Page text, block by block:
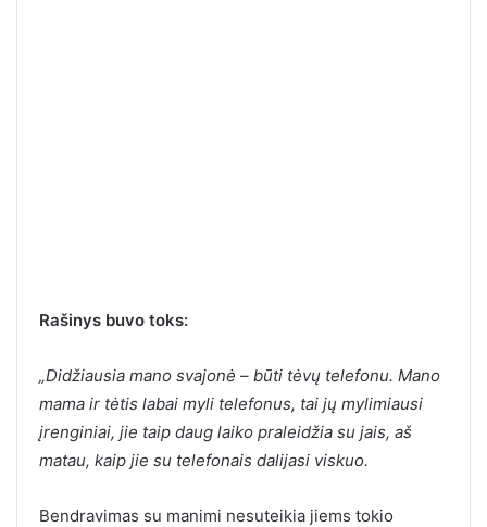
Rašinys buvo toks:
„Didžiausia mano svajonė – būti tėvų telefonu. Mano
mama ir tėtis labai myli telefonus, tai jų mylimiausi
įrenginiai, jie taip daug laiko praleidžia su jais, aš
matau, kaip jie su telefonais dalijasi viskuo.
Bendravimas su manimi nesuteikia jiems tokio